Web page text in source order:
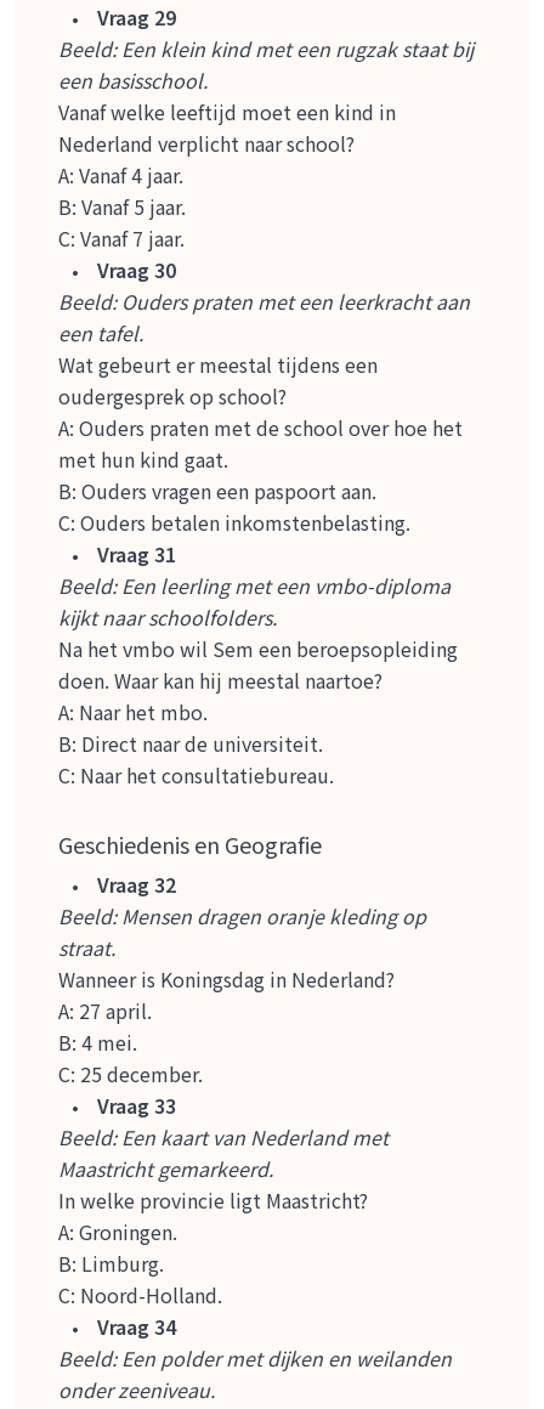
Vraag 29
Beeld: Een klein kind met een rugzak staat bij
een basisschool.
Vanaf welke leeftijd moet een kind in
Nederland verplicht naar school?
A: Vanaf 4 jaar.
B: Vanaf 5 jaar.
C: Vanaf 7 jaar.
Vraag 30
Beeld: Ouders praten met een leerkracht aan
een tafel.
Wat gebeurt er meestal tijdens een
oudergesprek op school?
A: Ouders praten met de school over hoe het
met hun kind gaat.
B: Ouders vragen een paspoort aan.
C: Ouders betalen inkomstenbelasting.
Vraag 31
Beeld: Een leerling met een vmbo-diploma
kijkt naar schoolfolders.
Na het vmbo wil Sem een beroepsopleiding
doen. Waar kan hij meestal naartoe?
A: Naar het mbo.
B: Direct naar de universiteit.
C: Naar het consultatiebureau.
Geschiedenis en Geografie
Vraag 32
Beeld: Mensen dragen oranje kleding op
straat.
Wanneer is Koningsdag in Nederland?
A: 27 april.
B: 4 mei.
C: 25 december.
Vraag 33
Beeld: Een kaart van Nederland met
Maastricht gemarkeerd.
In welke provincie ligt Maastricht?
A: Groningen.
B: Limburg.
C: Noord-Holland.
Vraag 34
Beeld: Een polder met dijken en weilanden
onder zeeniveau.